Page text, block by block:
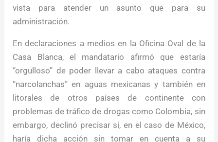
vista para atender un asunto que para su
administración.
En declaraciones a medios en la Oficina Oval de la
Casa Blanca, el mandatario afirmó que estaría
“orgulloso” de poder llevar a cabo ataques contra
“narcolanchas” en aguas mexicanas y también en
litorales de otros países de continente con
problemas de tráfico de drogas como Colombia, sin
embargo, declinó precisar si, en el caso de México,
haría dicha acción sin tomar en cuenta a su